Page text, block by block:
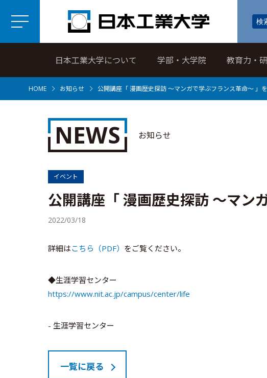
日本工業大学について 学部・大学院 教育力・
HOME お知らせ 公開講座「 漫画歴史探訪 ～マンガで学ぶフランス革命～ 」
NEWS お知らせ
イベント
公開講座「 漫画歴史探訪 ～マン
2022/03/18
詳細はこちら（PDF） をご覧ください。
◆生涯学習センター
https://www.nit.ac.jp/campus/center/life
- 生涯学習センター
一覧に戻る